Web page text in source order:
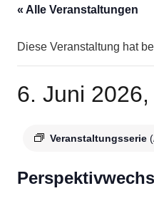
« Alle Veranstaltungen
Diese Veranstaltung hat
6. Juni 2026,
Veranstaltungsserie